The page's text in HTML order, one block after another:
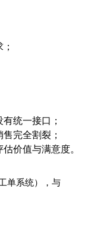
统一接口；
完全割裂；
价值与满意度。
单系统），与